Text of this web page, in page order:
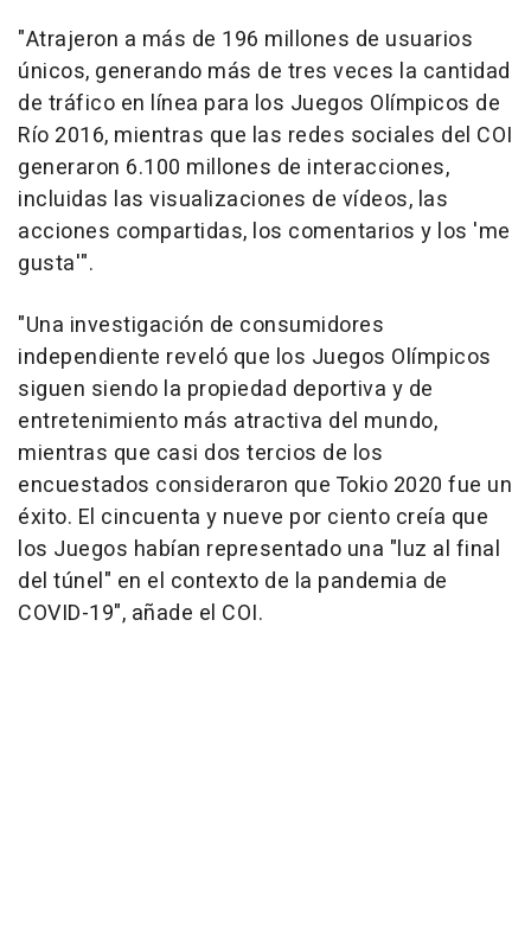
"Atrajeron a más de 196 millones de usuarios
únicos, generando más de tres veces la cantidad
de tráfico en línea para los Juegos Olímpicos de
Río 2016, mientras que las redes sociales del COI
generaron 6.100 millones de interacciones,
incluidas las visualizaciones de vídeos, las
acciones compartidas, los comentarios y los 'me
gusta'".
"Una investigación de consumidores
independiente reveló que los Juegos Olímpicos
siguen siendo la propiedad deportiva y de
entretenimiento más atractiva del mundo,
mientras que casi dos tercios de los
encuestados consideraron que Tokio 2020 fue un
éxito. El cincuenta y nueve por ciento creía que
los Juegos habían representado una "luz al final
del túnel" en el contexto de la pandemia de
COVID-19", añade el COI.